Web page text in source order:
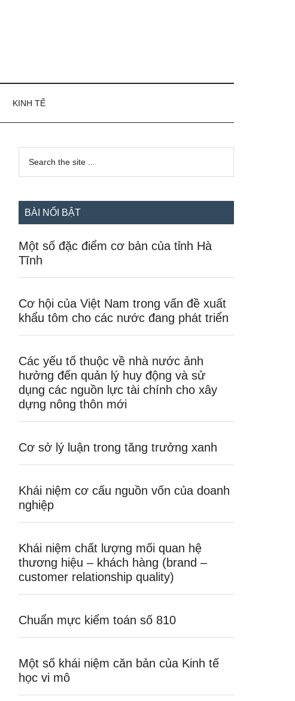
KINH TẾ
Sidebar
chính
...
BÀI NỔI BẬT
Một số đặc điểm cơ bản của tỉnh Hà
Tĩnh
Cơ hội của Việt Nam trong vấn đề xuất
khẩu tôm cho các nước đang phát triển
Các yếu tố thuộc về nhà nước ảnh
hưởng đến quản lý huy động và sử
dụng các nguồn lực tài chính cho xây
dựng nông thôn mới
Cơ sở lý luận trong tăng trưởng xanh
Khái niệm cơ cấu nguồn vốn của doanh
nghiệp
Khái niệm chất lượng mối quan hệ
thương hiệu – khách hàng (brand –
customer relationship quality)
Chuẩn mực kiểm toán số 810
Một số khái niệm căn bản của Kinh tế
học vi mô